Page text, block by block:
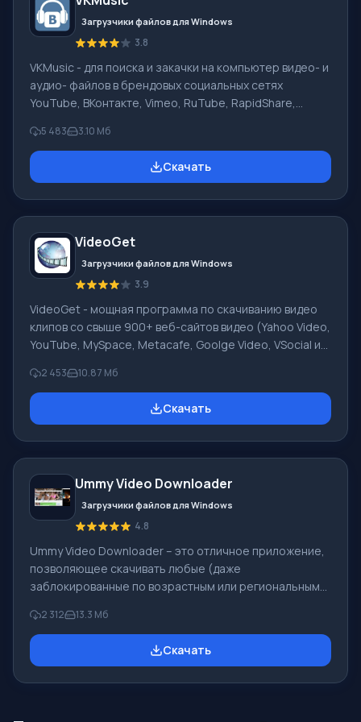
Без проблем фаЗагрузчики файлов для Windows
3.8
VKMusic - для поиска и закачки на компьютер видео- и
аудио- файлов в брендовых социальных сетях
YouTube, ВКонтакте, Vimeo, RuTube, RapidShare,
поддерживаются на сайтах smotri.com, intv.ru,
video.google.com, video.bigmir.net, a1tv.ru, tnt-tv.ru и
др. Преимущества Дополнительный поиск в
музыкальный онлайн-плеер, при подде
5 483 3.10 Мб
Скачать
VideoGet
Загрузчики файлов для Windows
3.9
VideoGet - мощная программа по скачиванию видео
клипов со свыше 900+ веб-сайтов видео (Yahoo Video,
YouTube, MySpace, Metacafe, Goolge Video, VSocial и
разные форматы для просмотра на видеоплеере,
компьютере, мобильном телефоне. Особенности
Несмотря на изобилие программ-загрузчиков с
соответствующую кнопку возле видео начнётся ав
2 453 10.87 Mб
Скачать
Ummy Video Downloader
Загрузчики файлов для Windows
4.8
Ummy Video Downloader – это отличное приложение,
позволяющее скачивать любые (даже
заблокированные по возрастным или региональным
видеохостинга YouTube. Вы можете загрузить как
целый видеоролик, так и просто его аудиодорожку.
Приложение характеризуется лаконичным,
2 312 13.3 Мб
Скачать